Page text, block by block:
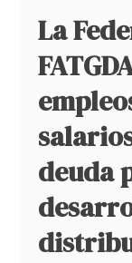
La
deuda